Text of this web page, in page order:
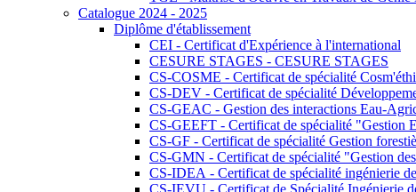
Catalogue 2024 - 2025
Diplôme d'établissement
CEI - Certificat d'Expérience à l'international
CESURE STAGES - CESURE STAGES
CS-COSME - Certificat de spécialité
CS-DEV - Certificat de spécialité
CS-GEAC - Gestion des interactions Eau-
CS-GEEFT - Certificat de spécialité "Gestion
CS-GF - Certificat de spécialité Gestion
CS-GMN - Certificat de spécialité "Gestion
CS-IDEA - Certificat de spécialité ingénierie
CS-IEVU - Certificat de Spécialité Ingénierie